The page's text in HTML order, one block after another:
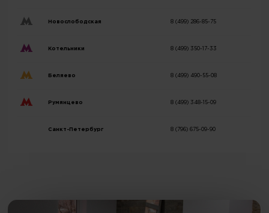
Новослободская 8 (499) 286-85-75
Котельники 8 (499) 350-17-33
Беляево 8 (499) 490-55-08
Румянцево 8 (499) 348-15-09
Санкт-Петербург 8 (796) 675-09-90